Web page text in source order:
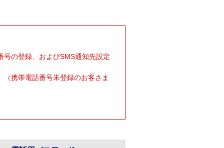
号の登録、およびSMS通知先設定
携帯電話番号未登録のお客さま